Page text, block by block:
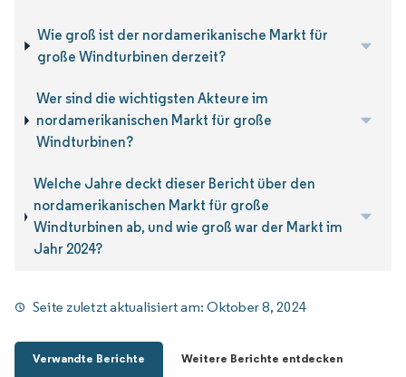
Wie groß ist der nordamerikanische Markt für
große Windturbinen derzeit?
Wer sind die wichtigsten Akteure im
nordamerikanischen Markt für große
Windturbinen?
Welche Jahre deckt dieser Bericht über den
nordamerikanischen Markt für große
Windturbinen ab, und wie groß war der Markt im
Jahr 2024?
Seite zuletzt aktualisiert am:Oktober 8, 2024
Verwandte Berichte Weitere Berichte entdecken